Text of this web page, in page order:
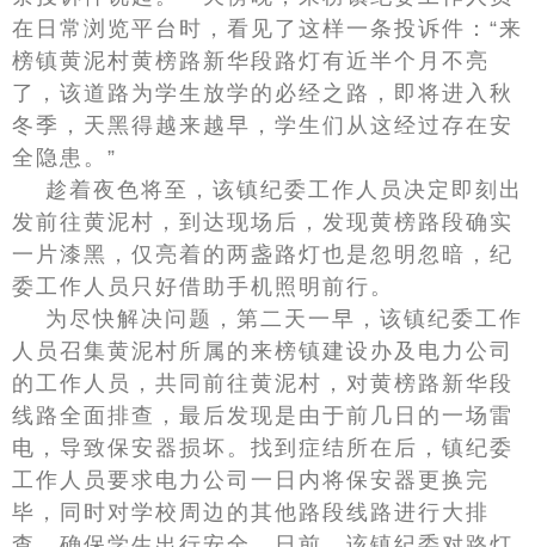
在日常浏览平台时，看见了这样一条投诉件：“来
榜镇黄泥村黄榜路新华段路灯有近半个月不亮
了，该道路为学生放学的必经之路，即将进入秋
冬季，天黑得越来越早，学生们从这经过存在安
全隐患。”
趁着夜色将至，该镇纪委工作人员决定即刻出
发前往黄泥村，到达现场后，发现黄榜路段确实
一片漆黑，仅亮着的两盏路灯也是忽明忽暗，纪
委工作人员只好借助手机照明前行。
为尽快解决问题，第二天一早，该镇纪委工作
人员召集黄泥村所属的来榜镇建设办及电力公司
的工作人员，共同前往黄泥村，对黄榜路新华段
线路全面排查，最后发现是由于前几日的一场雷
电，导致保安器损坏。找到症结所在后，镇纪委
工作人员要求电力公司一日内将保安器更换完
毕，同时对学校周边的其他路段线路进行大排